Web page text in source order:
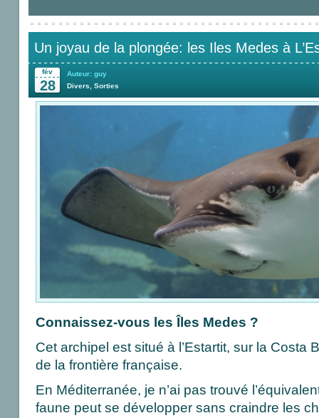
Un joyau de la plongée: les Iles Medes à
fév
28
Auteur: guy
Divers, Sorties
Connaissez-vous les Îles Medes ?
Cet archipel est situé à l’Estartit, sur la Costa
de la frontière française.
En Méditerranée, je n’ai pas trouvé
faune peut se développer sans craindre les